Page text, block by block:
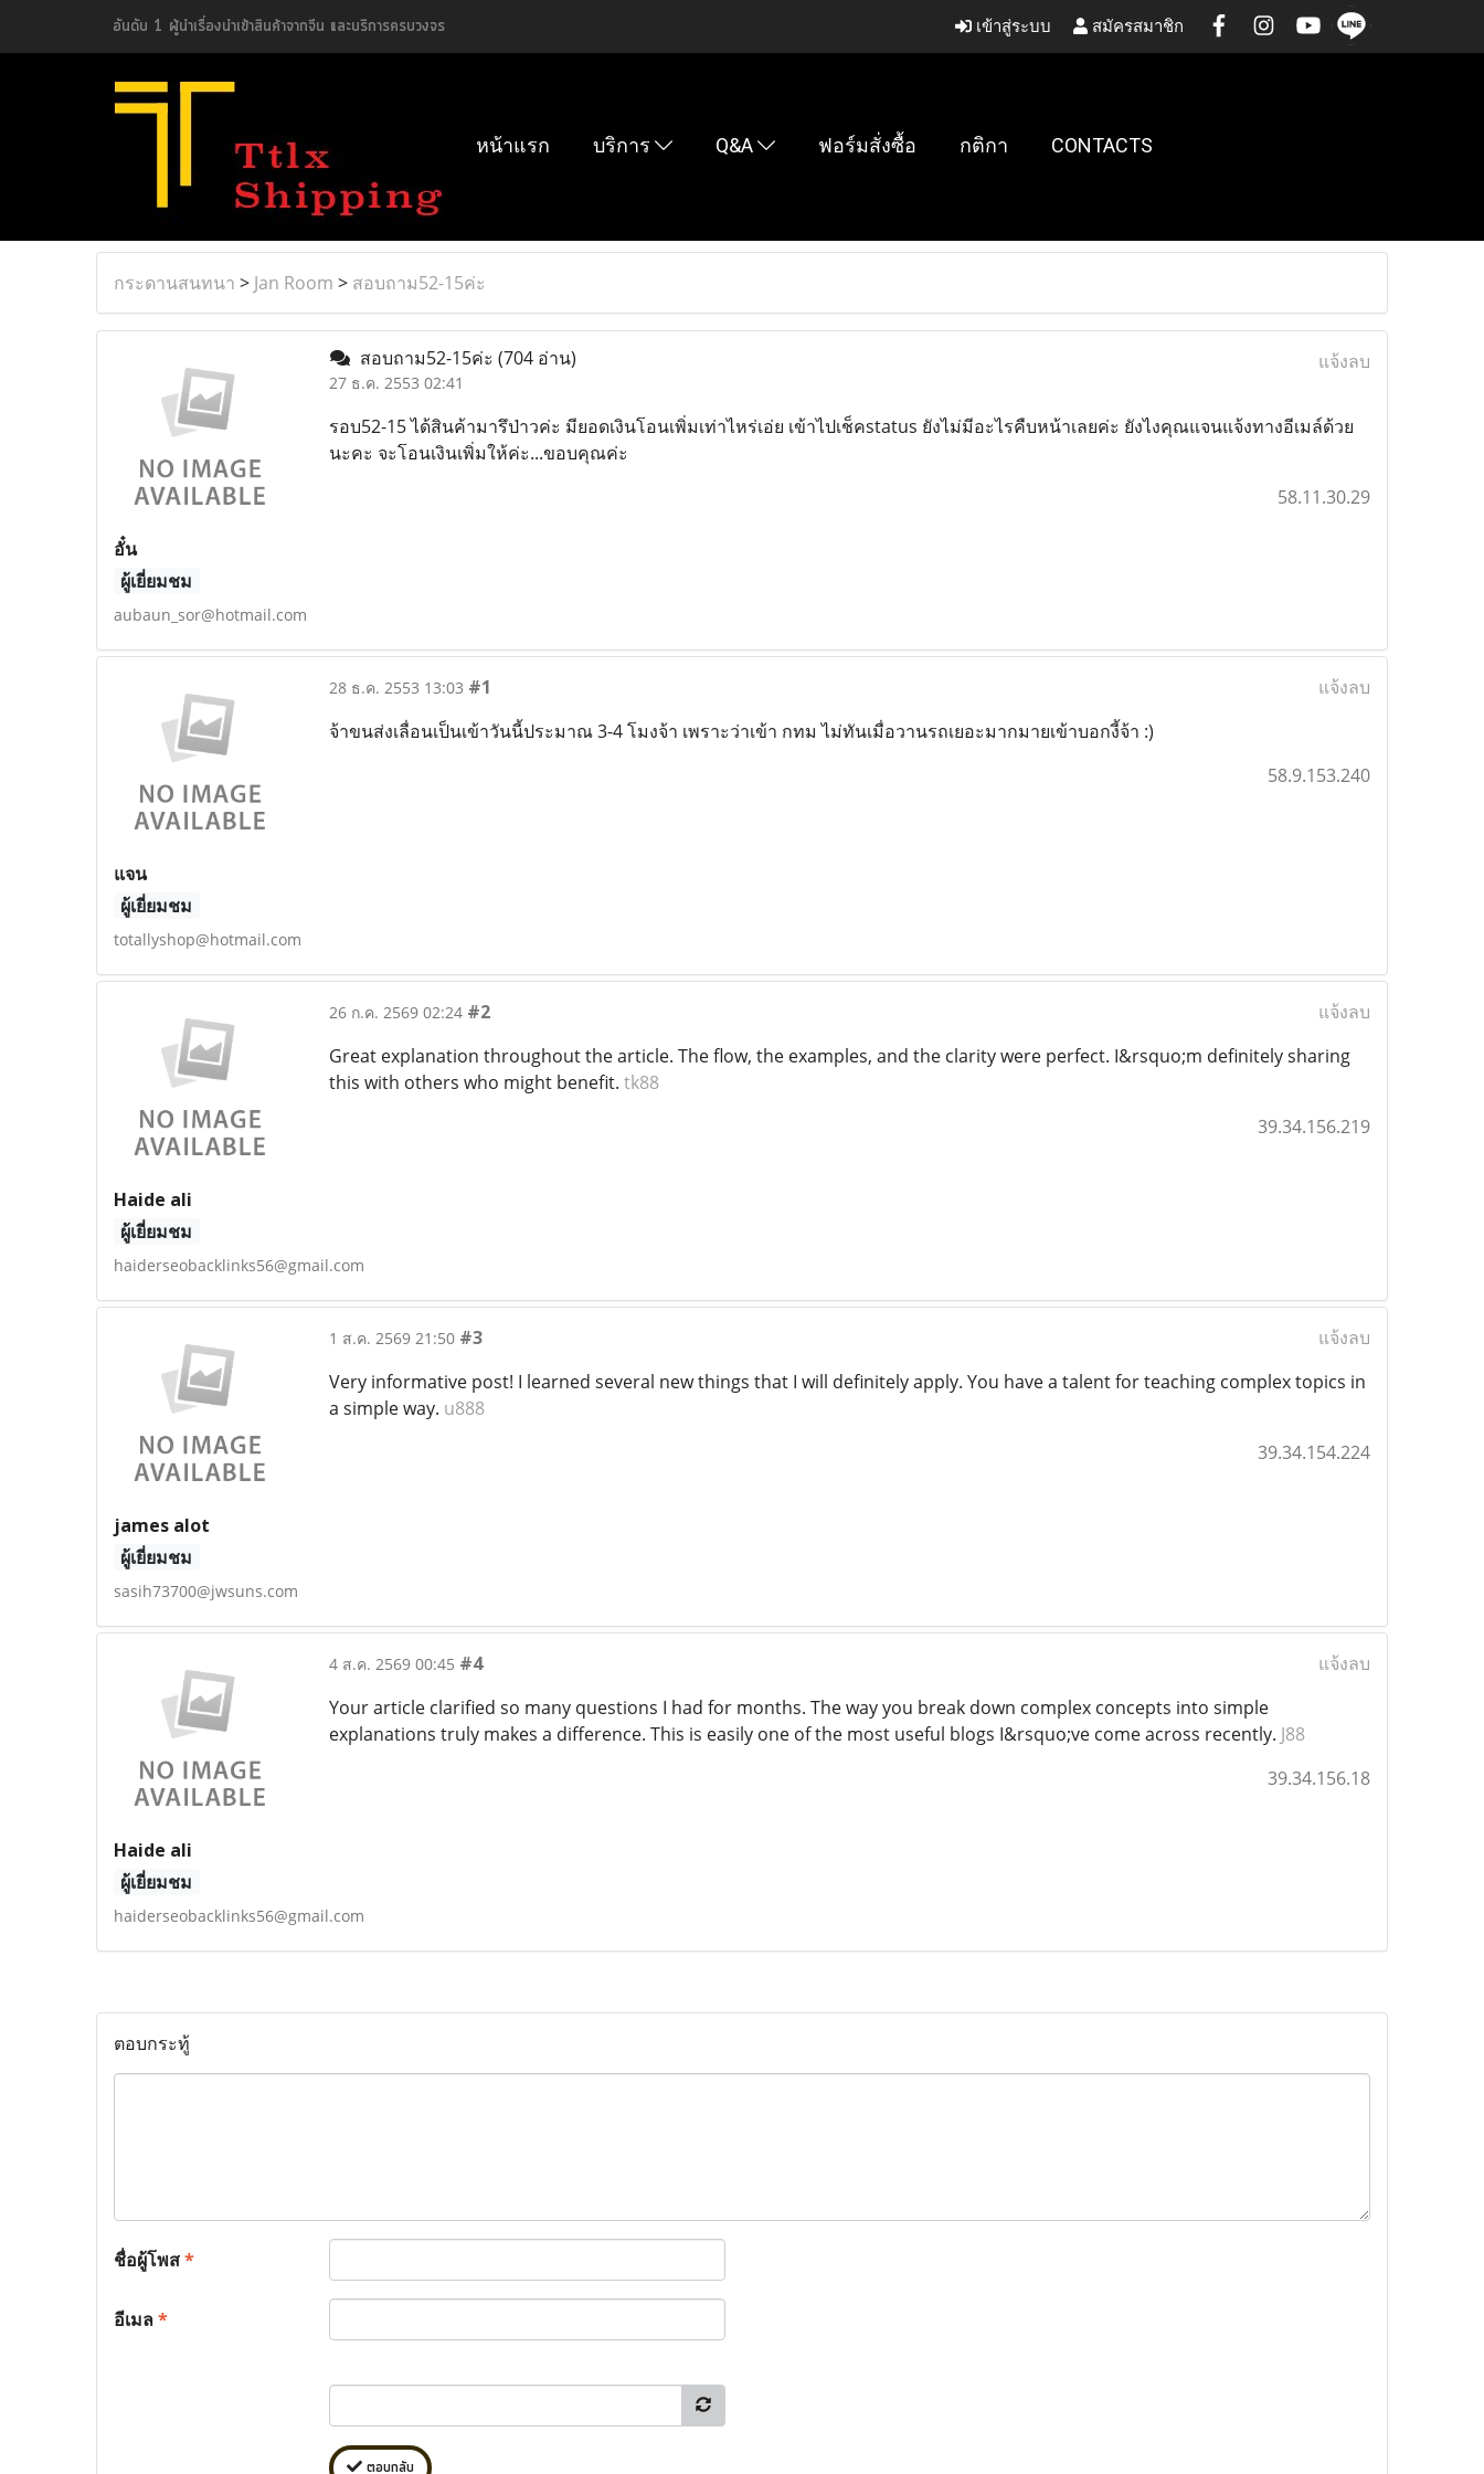
อันดับ 1 ผู้นำเรื่องนำเข้าสินค้าจากจีน และบริการครบวงจร เข้าสู่ระบบ สมัครสมาชิก
หน้าแรก บริการ Q&A ฟอร์มสั่งซื้อ กติกา CONTACTS
กระดานสนทนา > Jan Room > สอบถาม52-15ค่ะ
อั๋น
ผู้เยี่ยมชม
aubaun_sor@hotmail.com
สอบถาม52-15ค่ะ (704 อ่าน)
27 ธ.ค. 2553 02:41
แจ้งลบ
รอบ52-15 ได้สินค้ามารึป่าวค่ะ มียอดเงินโอนเพิ่มเท่าไหร่เอ่ย เข้าไปเช็คstatus ยังไม่มีอะไรคืบหน้าเลยค่ะ ยังไงคุณแจนแจ้งทางอีเมล์ด้วย
นะคะ จะโอนเงินเพิ่มให้ค่ะ...ขอบคุณค่ะ
58.11.30.29
แจน
ผู้เยี่ยมชม
totallyshop@hotmail.com
28 ธ.ค. 2553 13:03 #1
แจ้งลบ
จ้าขนส่งเลื่อนเป็นเข้าวันนี้ประมาณ 3-4 โมงจ้า เพราะว่าเข้า กทม ไม่ทันเมื่อวานรถเยอะมากมายเข้าบอกงี้จ้า :)
58.9.153.240
Haide ali
ผู้เยี่ยมชม
haiderseobacklinks56@gmail.com
26 ก.ค. 2569 02:24 #2
แจ้งลบ
Great explanation throughout the article. The flow, the examples, and the clarity were perfect. I&rsquo;m definitely sharing
this with others who might benefit. tk88
39.34.156.219
james alot
ผู้เยี่ยมชม
sasih73700@jwsuns.com
1 ส.ค. 2569 21:50 #3
แจ้งลบ
Very informative post! I learned several new things that I will definitely apply. You have a talent for teaching complex topics in
a simple way. u888
39.34.154.224
Haide ali
ผู้เยี่ยมชม
haiderseobacklinks56@gmail.com
4 ส.ค. 2569 00:45 #4
แจ้งลบ
Your article clarified so many questions I had for months. The way you break down complex concepts into simple
explanations truly makes a difference. This is easily one of the most useful blogs I&rsquo;ve come across recently. J88
39.34.156.18
ตอบกระทู้
ชื่อผู้โพส*
อีเมล*
ตอบกลับ